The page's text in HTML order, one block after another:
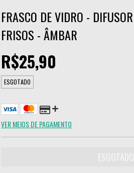
FRASCO DE VIDRO -
FRISOS - ÂMBAR
R$25,90
ESGOTADO
VER MEIOS DE PAGAMENTO